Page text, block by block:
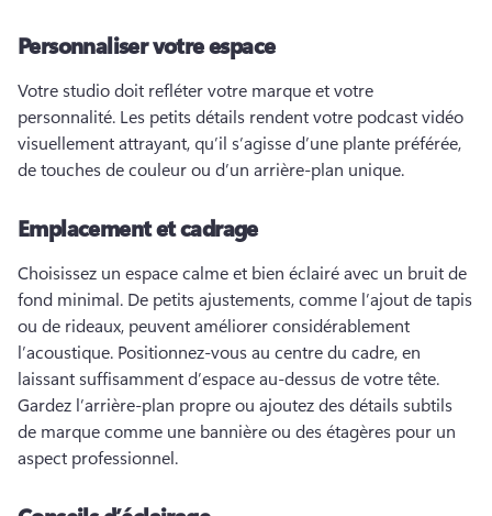
Personnaliser votre espace
Votre studio doit refléter votre marque et votre
personnalité. Les petits détails rendent votre podcast vidéo
visuellement attrayant, qu’il s’agisse d’une plante préférée,
de touches de couleur ou d’un arrière-plan unique.
Emplacement et cadrage
Choisissez un espace calme et bien éclairé avec un bruit de
fond minimal. De petits ajustements, comme l’ajout de tapis
ou de rideaux, peuvent améliorer considérablement
l’acoustique. Positionnez-vous au centre du cadre, en
Gardez l’arrière-plan propre ou ajoutez des détails subtils
de marque comme une bannière ou des étagères pour un
aspect professionnel.